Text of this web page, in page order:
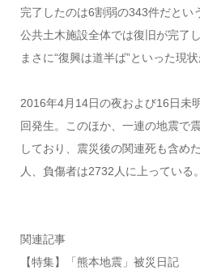
完了したのは6割弱の343件だとい
公共土木施設全体では復旧が完了
まさに“復興は道半ば”といった現
2016年4月14日の夜および16日未
回発生。このほか、一連の地震で
しており、震災後の関連死も含め
人、負傷者は2732人に上っている。
関連記事
【特集】「熊本地震」被災日記